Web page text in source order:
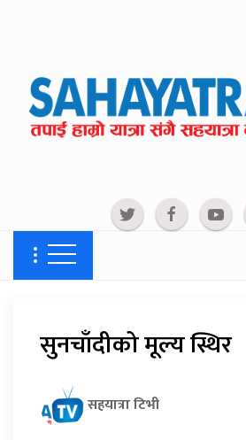
सुनचाँदीको मूल्य स्थिर
सहयात्रा टिभी